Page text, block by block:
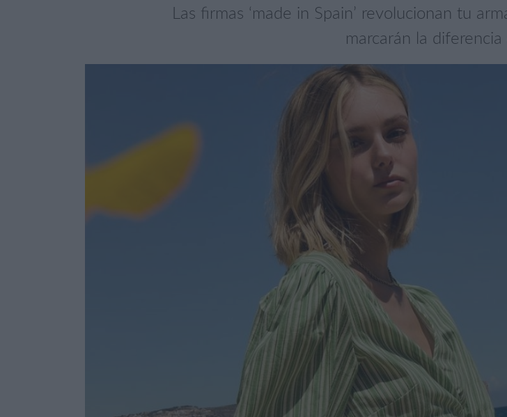
Las firmas ‘made in Spain’ revolucionan tu
marcarán la